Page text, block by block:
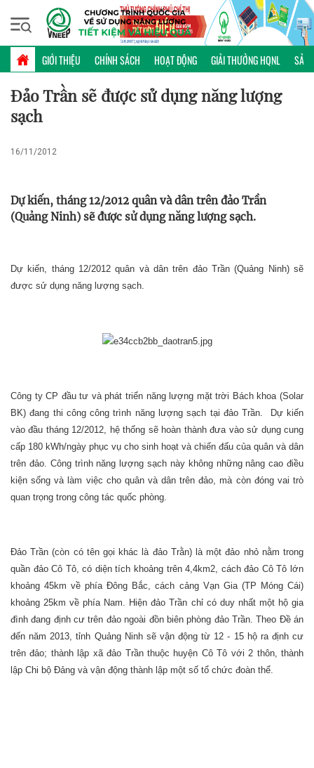
GIỚI THIỆU CHÍNH SÁCH HOẠT ĐỘNG GIẢI THƯỞNG HQNL SẢN
Chủ nhật, 09/08/2026 | 14:27 GMT+7
PHỔ BIẾN KIẾN THỨC
Đảo Trần sẽ được sử dụng năng lượng
sạch
16/11/2012
Dự kiến, tháng 12/2012 quân và dân trên đảo Trần
(Quảng Ninh) sẽ được sử dụng năng lượng sạch.
Dự kiến, tháng 12/2012 quân và dân trên đảo Trần (Quảng Ninh) sẽ
được sử dụng năng lượng sạch.
Công ty CP đầu tư và phát triển năng lượng mặt trời Bách khoa (Solar
BK) đang thi công công trình năng lượng sạch tại đảo Trần. Dự kiến
vào đầu tháng 12/2012, hệ thống sẽ hoàn thành đưa vào sử dụng cung
cấp 180 kWh/ngày phục vụ cho sinh hoạt và chiến đấu của quân và dân
trên đảo. Công trình năng lượng sạch này không những nâng cao điều
kiện sống và làm việc cho quân và dân trên đảo, mà còn đóng vai trò
quan trọng trong công tác quốc phòng.
Đảo Trần (còn có tên gọi khác là đảo Trằn) là một đảo nhỏ nằm trong
quần đảo Cô Tô, có diện tích khoảng trên 4,4km2, cách đảo Cô Tô lớn
khoảng 45km về phía Đông Bắc, cách cảng Vạn Gia (TP Móng Cái)
khoảng 25km về phía Nam. Hiện đảo Trần chỉ có duy nhất một hộ gia
đình đang định cư trên đảo ngoài đồn biên phòng đảo Trần. Theo Đề án
đến năm 2013, tỉnh Quảng Ninh sẽ vận động từ 12 - 15 hộ ra định cư
trên đảo; thành lập xã đảo Trần thuộc huyện Cô Tô với 2 thôn, thành
lập Chi bộ Đảng và vận động thành lập một số tổ chức đoàn thể.